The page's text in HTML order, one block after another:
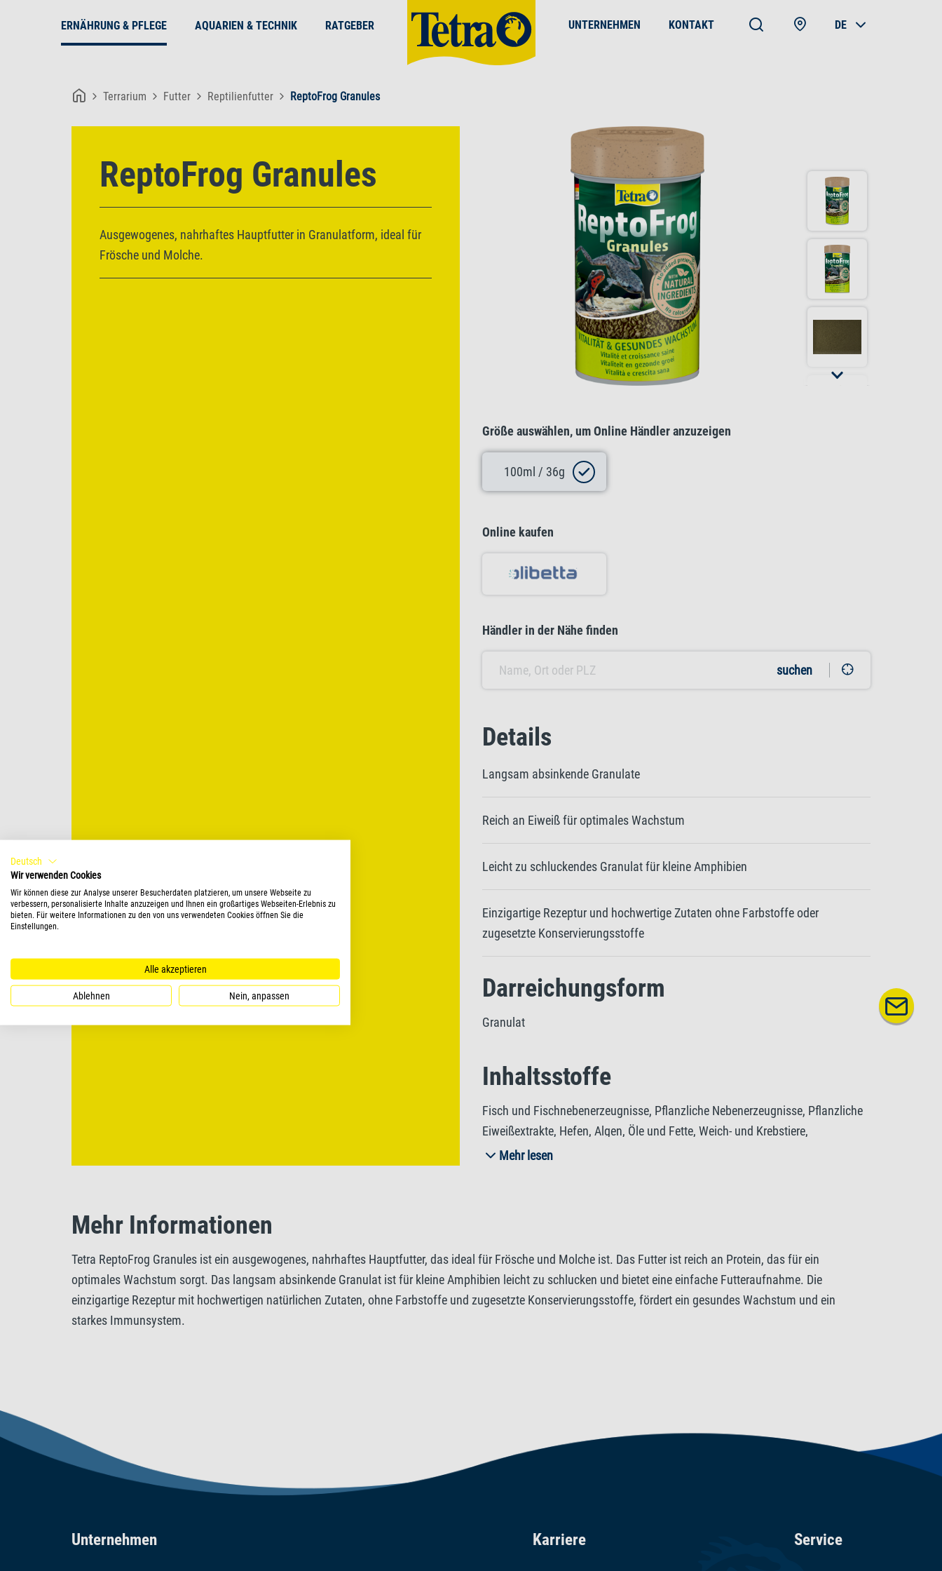
ERNÄHRUNG & PFLEGE AQUARIEN & TECHNIK RATGEBER UNTERNEHMEN KONTAKT DE
Terrarium Futter Reptilienfutter ReptoFrog Granules
ReptoFrog Granules
Ausgewogenes, nahrhaftes Hauptfutter in Granulatform, ideal für
Frösche und Molche.
Größe auswählen, um Online Händler anzuzeigen
100ml / 36g
Online kaufen
Händler in der Nähe finden
suchen
Details
Langsam absinkende Granulate
Reich an Eiweiß für optimales Wachstum
Leicht zu schluckendes Granulat für kleine Amphibien
Einzigartige Rezeptur und hochwertige Zutaten ohne Farbstoffe oder
zugesetzte Konservierungsstoffe
Darreichungsform
Granulat
Inhaltsstoffe
Fisch und Fischnebenerzeugnisse, Pflanzliche Nebenerzeugnisse, Pflanzliche
Eiweißextrakte, Hefen, Algen, Öle und Fette, Weich- und Krebstiere,
Mineralstoffe.
Zusatzstoffe
Mehr lesen
Mehr Informationen
Tetra ReptoFrog Granules ist ein ausgewogenes, nahrhaftes Hauptfutter, das ideal für Frösche und Molche ist. Das Futter ist reich an Protein, das für ein
optimales Wachstum sorgt. Das langsam absinkende Granulat ist für kleine Amphibien leicht zu schlucken und bietet eine einfache Futteraufnahme. Die
einzigartige Rezeptur mit hochwertigen natürlichen Zutaten, ohne Farbstoffe und zugesetzte Konservierungsstoffe, fördert ein gesundes Wachstum und ein
starkes Immunsystem.
Unternehmen Karriere Service
Deutsch
Wir verwenden Cookies
Wir können diese zur Analyse unserer Besucherdaten platzieren, um unsere Webseite zu
verbessern, personalisierte Inhalte anzuzeigen und Ihnen ein großartiges Webseiten-Erlebnis zu
bieten. Für weitere Informationen zu den von uns verwendeten Cookies öffnen Sie die
Einstellungen.
Alle akzeptieren
Ablehnen Nein, anpassen